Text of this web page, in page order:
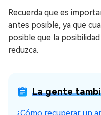
Recuerda que es
antes posible, ya que
posible que la
reduzca.
La gente
¿Cómo recuperar un